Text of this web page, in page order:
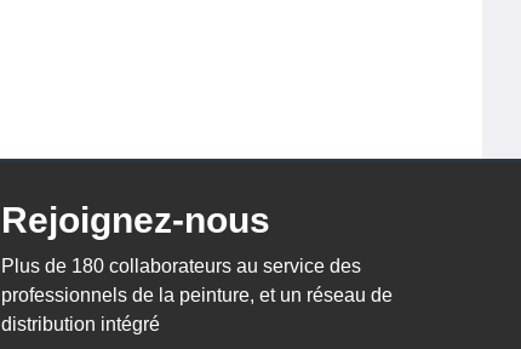
Rejoignez-nous
Plus de 180 collaborateurs au service des
professionnels de la peinture, et un réseau de
distribution intégré